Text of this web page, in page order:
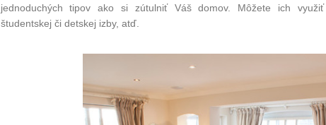
jednoduchých tipovako si zútulniť Váš domov. Môžete ich využiť
študentskej či detskej izby, atď.